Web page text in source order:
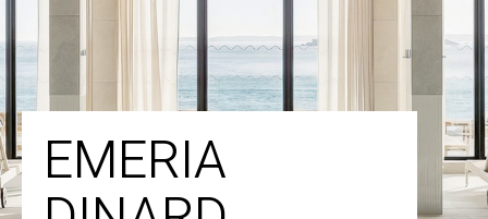
EMERIA